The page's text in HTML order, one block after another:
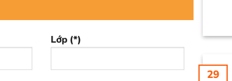
Lớp (*)
29